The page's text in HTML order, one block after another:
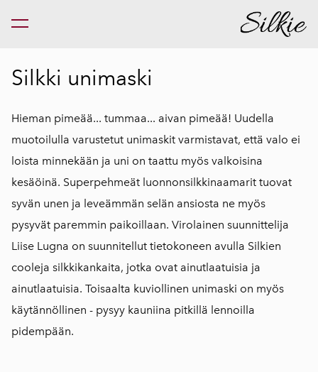
on lisätty ostoskoriin.
Silkki unimaski
Hieman pimeää... tummaa... aivan pimeää! Uudella
muotoilulla varustetut unimaskit varmistavat, että valo ei
loista minnekään ja uni on taattu myös valkoisina
kesäöinä. Superpehmeät luonnonsilkkinaamarit tuovat
syvän unen ja leveämmän selän ansiosta ne myös
pysyvät paremmin paikoillaan. Virolainen suunnittelija
Liise Lugna on suunnitellut tietokoneen avulla Silkien
cooleja silkkikankaita, jotka ovat ainutlaatuisia ja
ainutlaatuisia. Toisaalta kuviollinen unimaski on myös
käytännöllinen - pysyy kauniina pitkillä lennoilla
pidempään.